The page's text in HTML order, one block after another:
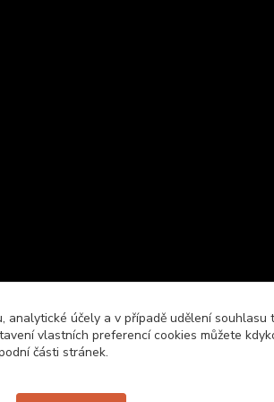
analytické účely a v případě udělení souhlasu
vlastních preferencí cookies můžete
části stránek.